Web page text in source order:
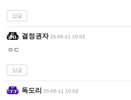
답글
결정권자 26-06-11 10:03
ㅇㄷ
답글
독도리 26-06-11 10:03